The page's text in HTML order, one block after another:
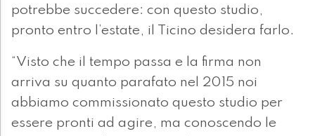
potrebbe succedere: con questo studio,
pronto entro l’estate, il Ticino desidera farlo.
“Visto che il tempo passa e la firma non
arriva su quanto parafato nel 2015 noi
abbiamo commissionato questo studio per
essere pronti ad agire, ma conoscendo le